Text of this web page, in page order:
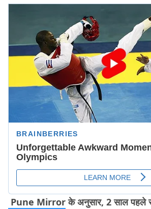
Pune Mirrorके अनुसार, 2 साल पहले